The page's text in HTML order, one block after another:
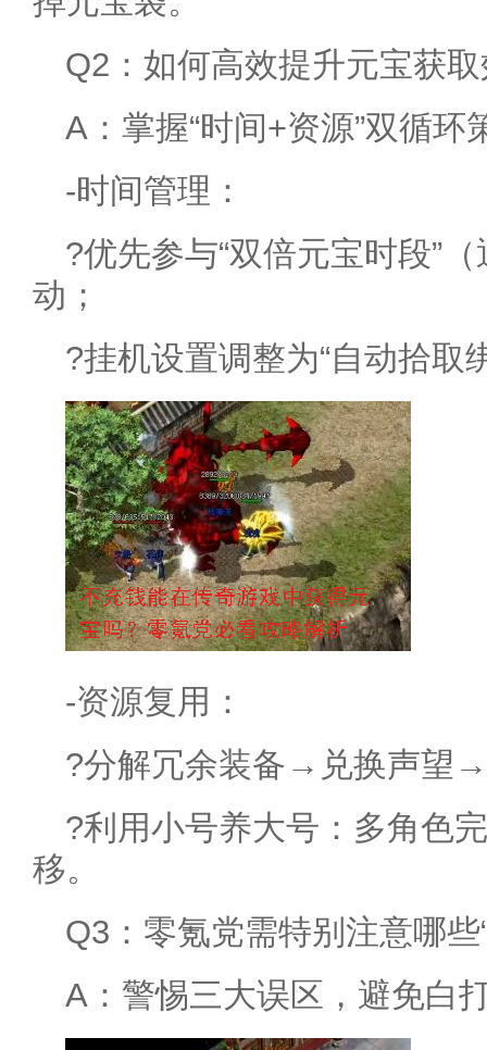
Q2：如何高效提升元宝获
A：掌握“时间+资源”双循环
-时间管理：
?优先参与“双倍元宝时段”
动；
?挂机设置调整为“自动拾取
-资源复用：
?分解冗余装备→兑换声望
?利用小号养大号：多角色
移。
Q3：零氪党需特别注意哪些
A：警惕三大误区，避免白